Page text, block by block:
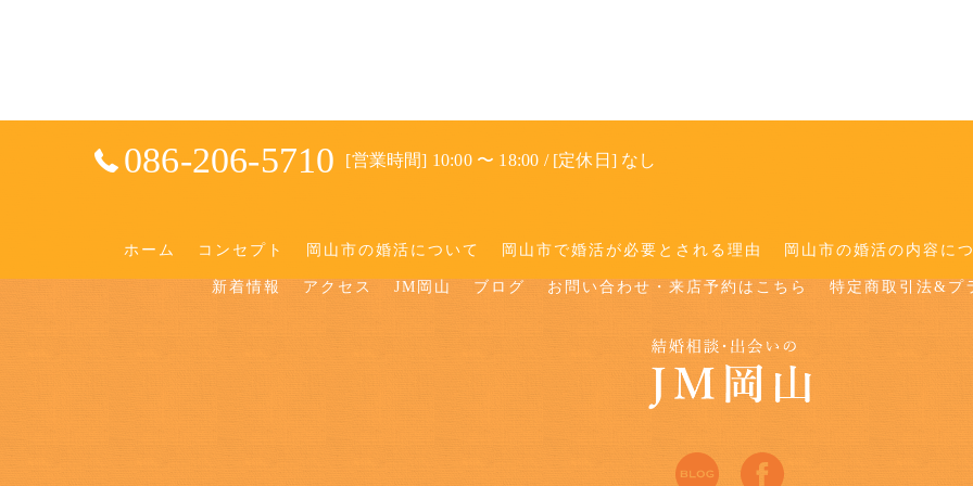
086-206-5710 [営業時間] 10:00 〜 18:00 / [定休日] なし
ホーム コンセプト 岡山市の婚活について 岡山市で婚活が必要とされる理由 岡山市の婚活の内容に
新着情報 アクセス JM岡山 ブログ お問い合わせ・来店予約はこちら 特定商取引法&プ